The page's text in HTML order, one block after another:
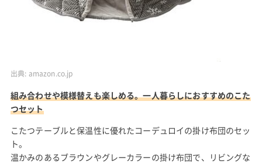
出典: amazon.co.jp
組み合わせや模様替えも楽しめる。一人暮らしにおすすめのこた
つセット
こたつテーブルと保温性に優れたコーデュロイの掛け布団のセッ
ト。
温かみのあるブラウンやグレーカラーの掛け布団で、リビングな